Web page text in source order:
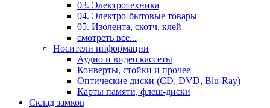
03. Электротехника
04. Электро-бытовые товары
05. Изолента, скотч, клей
смотреть все...
Носители информации
Аудио и видео кассеты
Конверты, стойки и прочее
Оптические диски (CD, DVD, Blu-Ray)
Карты памяти, флеш-диски
Склад замков